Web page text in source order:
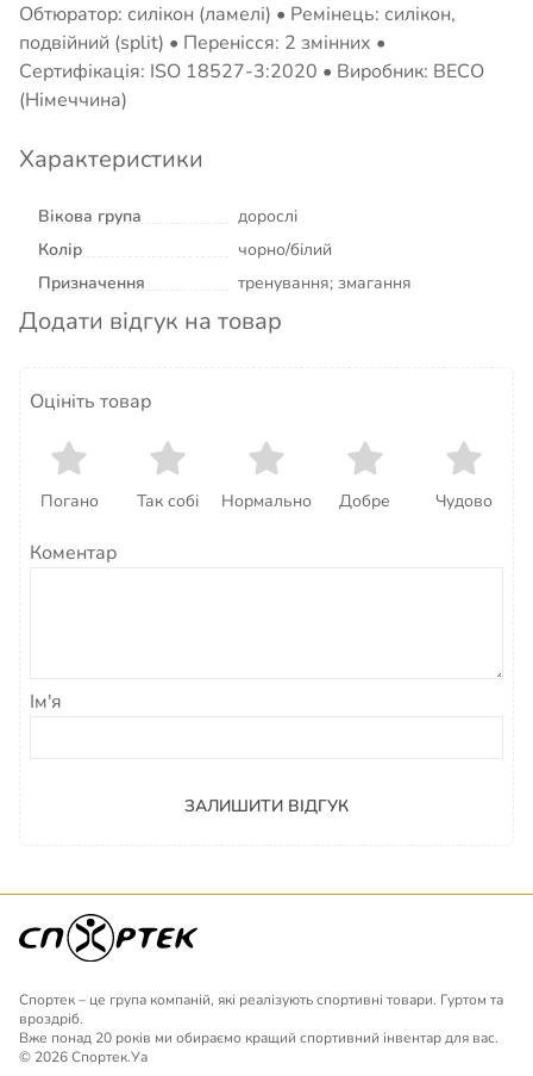
Обтюратор: силікон (ламелі) • Ремінець: силікон,
подвійний (split) • Перенісся: 2 змінних •
Сертифікація: ISO 18527-3:2020 • Виробник: BECO
(Німеччина)
Характеристики
Вікова група
дорослі
Колір
чорно/білий
Призначення
тренування; змагання
Додати відгук на товар
Оцініть товар
Погано Так собі Нормально Добре Чудово
Коментар
Ім'я
ЗАЛИШИТИ ВІДГУК
Спортек – це група компаній, які реалізують спортивні товари. Гуртом та
вроздріб.
Вже понад 20 років ми обираємо кращий спортивний інвентар для вас.
© 2026 Спортек.Уа